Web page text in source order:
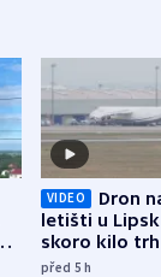
VIDEO
Dron
letišti u
skoro kilo
indicie
před 5h